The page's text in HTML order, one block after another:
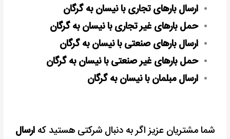
ارسال بارهای تجاری با نیسان به گرگان
حمل بارهای غیر تجاری با نیسان به گرگان
ارسال بارهای صنعتی با نیسان به گرگان
حمل بارهای غیر صنعتی با نیسان به گرگان
ارسال مبلمان با نیسان به گرگان
شما مشتریان عزیز اگر به دنبال شرکتی هستید که ارسال